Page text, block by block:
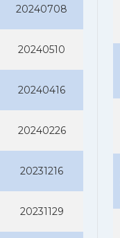
20240708
20240510
20240416
20240226
20231216
20231129